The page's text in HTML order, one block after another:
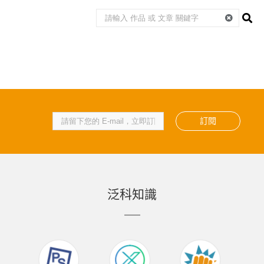
訂閱
泛科知識